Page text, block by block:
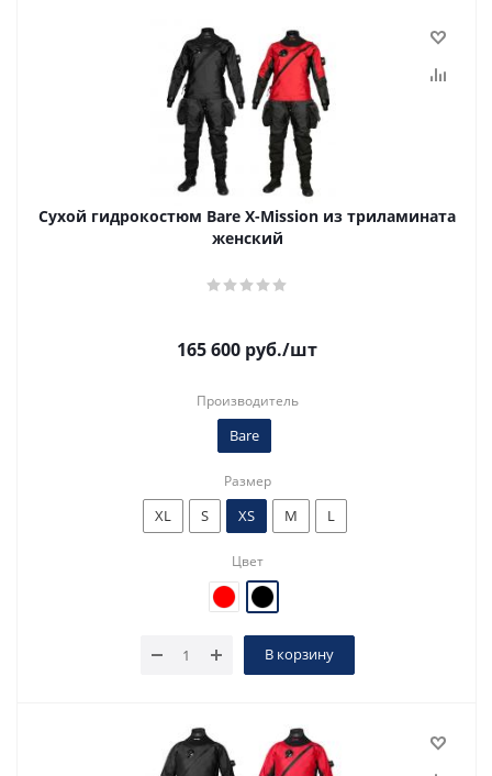
Сухой гидрокостюм Bare X-Mission из триламината
женский
165 600 руб./шт
Производитель
Bare
Размер
XL S XS M L
Цвет
В корзину